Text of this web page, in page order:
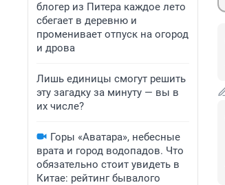
блогер из Питера каждое лето
сбегает в деревню и
променивает отпуск на огород
и дрова
Лишь единицы смогут решить
эту загадку за минуту — вы в
их числе?
Горы «Аватара», небесные
врата и город водопадов. Что
обязательно стоит увидеть в
Китае: рейтинг бывалого